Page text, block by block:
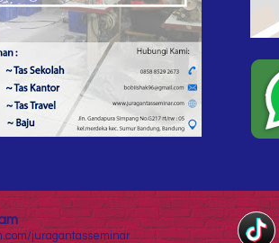
juragantasseminar